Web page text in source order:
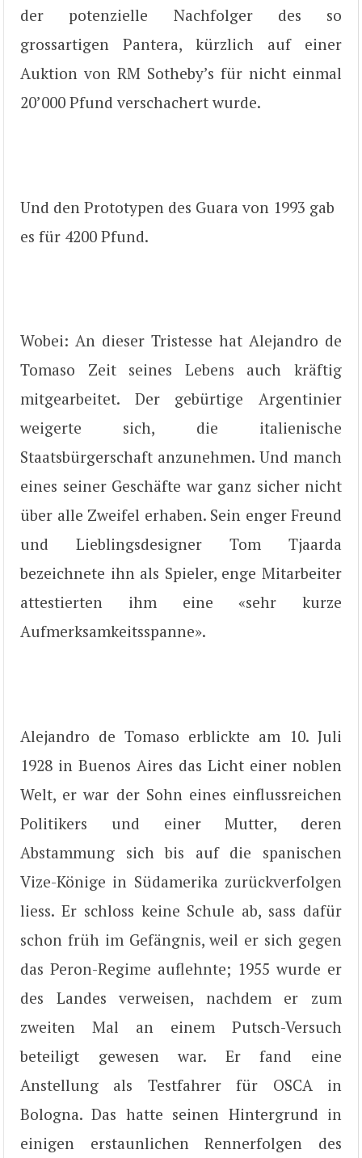
der potenzielle Nachfolger des so
grossartigen Pantera, kürzlich auf einer
Auktion von RM Sotheby’s für nicht einmal
20’000 Pfund verschachert wurde.
Und den Prototypen des Guara von 1993 gab
es für 4200 Pfund.
Wobei: An dieser Tristesse hat Alejandro de
Tomaso Zeit seines Lebens auch kräftig
mitgearbeitet. Der gebürtige Argentinier
weigerte sich, die italienische
Staatsbürgerschaft anzunehmen. Und manch
eines seiner Geschäfte war ganz sicher nicht
über alle Zweifel erhaben. Sein enger Freund
und Lieblingsdesigner Tom Tjaarda
bezeichnete ihn als Spieler, enge Mitarbeiter
attestierten ihm eine «sehr kurze
Aufmerksamkeitsspanne».
Alejandro de Tomaso erblickte am 10. Juli
1928 in Buenos Aires das Licht einer noblen
Welt, er war der Sohn eines einflussreichen
Politikers und einer Mutter, deren
Abstammung sich bis auf die spanischen
Vize-Könige in Südamerika zurückverfolgen
liess. Er schloss keine Schule ab, sass dafür
schon früh im Gefängnis, weil er sich gegen
das Peron-Regime auflehnte; 1955 wurde er
des Landes verweisen, nachdem er zum
zweiten Mal an einem Putsch-Versuch
beteiligt gewesen war. Er fand eine
Anstellung als Testfahrer für OSCA in
Bologna. Das hatte seinen Hintergrund in
einigen erstaunlichen Rennerfolgen des